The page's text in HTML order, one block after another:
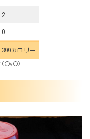
2
0
399カロリー
(〇v〇)